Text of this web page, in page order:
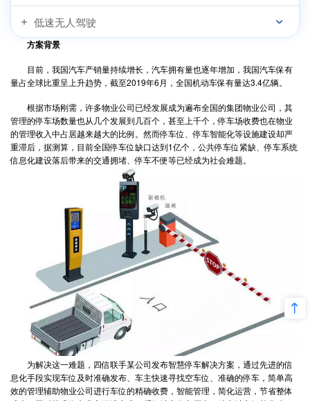
低速无人驾驶
方案背景
目前，我国汽车产销量持续增长，汽车拥有量也逐年增加，我国汽车保有
量占全球比重呈上升趋势，截至2019年6月，全国机动车保有量达3.4亿辆。
根据市场刚需，许多物业公司已经发展成为遍布全国的集团物业公司，其
管理的停车场数量也从几个发展到几百个，甚至上千个，停车场收费也在物业
的管理收入中占居越来越大的比例。然而停车位、停车智能化等设施建设却严
重滞后，据测算，目前全国停车位缺口达到1亿个，公共停车位紧缺、停车系统
信息化建设落后带来的交通拥堵、停车不便等已经成为社会难题。
为解决这一难题，四信联手某公司发布智慧停车解决方案，通过先进的信
息化手段实现车位及时准确发布、车主快速寻找空车位、准确的停车，简单高
效的管理辅助物业公司进行车位的精确收费，智能管理，简化运营，节省整体